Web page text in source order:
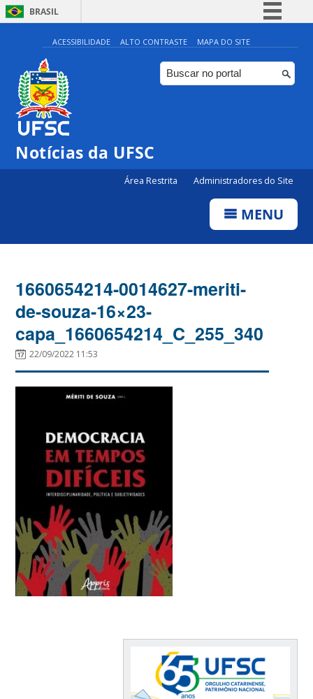
BRASIL
Simplifique!
Comunica BR
Participe
ACESSIBILIDADE ALTO CONTRASTE MAPA DO SITE
Notícias da UFSC
Área Restrita Administradores do Site
MENU
1660654214-0014627-meriti-
de-souza-16×23-
capa_1660654214_C_255_340
22/09/2022 11:53